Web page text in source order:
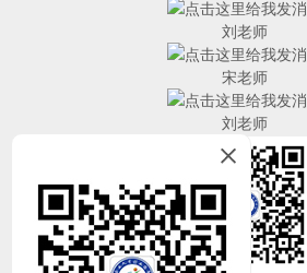
刘老师
宋老师
刘老师